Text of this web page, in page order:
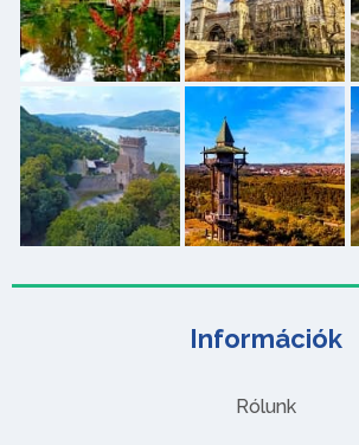
Információk
Rólunk